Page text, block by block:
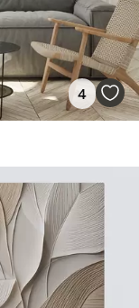
4